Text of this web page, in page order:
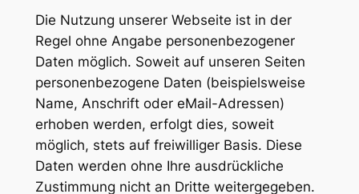
Die Nutzung unserer Webseite ist in der
Regel ohne Angabe personenbezogener
Daten möglich. Soweit auf unseren Seiten
personenbezogene Daten (beispielsweise
Name, Anschrift oder eMail-Adressen)
erhoben werden, erfolgt dies, soweit
möglich, stets auf freiwilliger Basis. Diese
Daten werden ohne Ihre ausdrückliche
Zustimmung nicht an Dritte weitergegeben.